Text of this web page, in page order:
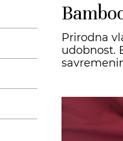
Prirodna
udobnost.